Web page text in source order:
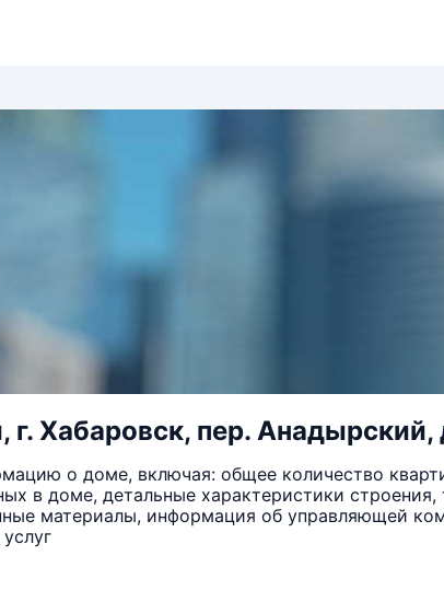
г. Хабаровск, пер. Анадырский,
о доме, включая: общее количество
в доме, детальные характеристики строения,
материалы, информация об управляющей